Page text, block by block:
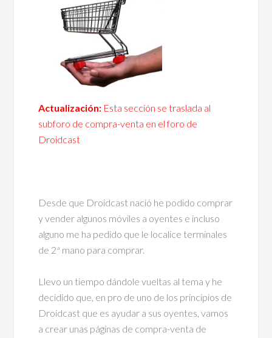
Actualización: Esta sección se traslada al
subforo de compra-venta en el foro de
Droidcast
Desde que Droidcast nació he podido comprar
y vender algunos móviles a oyentes e incluso
alguno me ha pedido que le localice terminales
de 2ª mano para comprar.
Llevo un tiempo dándole vueltas al tema y he
decidido que, en pro de uno de los principios de
Droidcast que es ayudar a sus oyentes, vamos
a crear unas páginas de compra-venta de